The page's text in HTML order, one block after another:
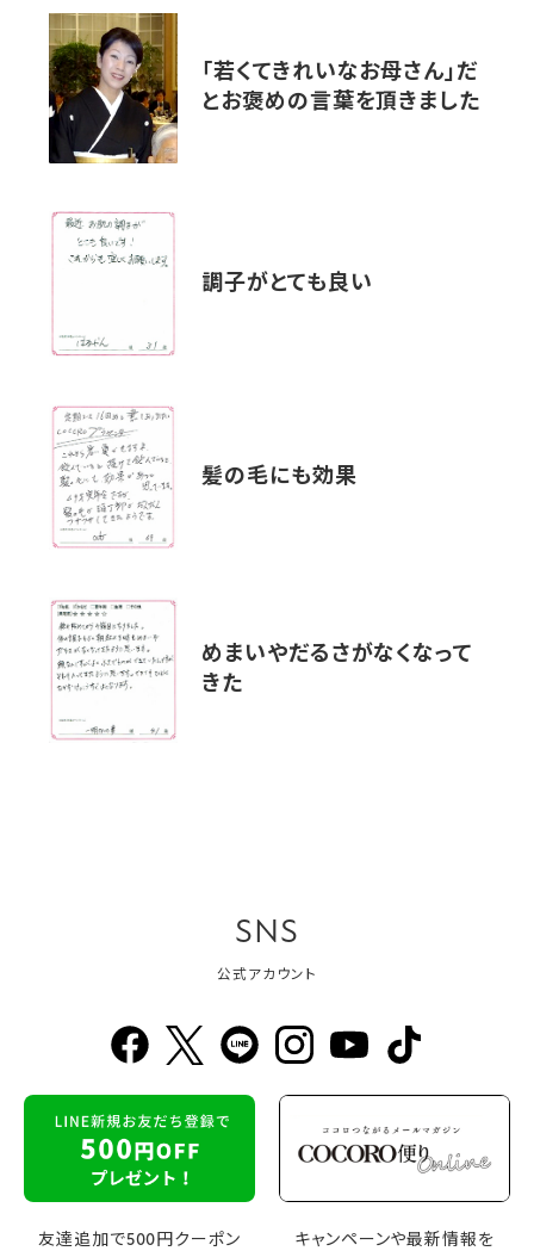
「若くてきれいなお母さん」だ
とお褒めの言葉を頂きました
調子がとても良い
髪の毛にも効果
めまいやだるさがなくなって
きた
SNS
公式アカウント
友達追加で500円クーポン
キャンペーンや最新情報を